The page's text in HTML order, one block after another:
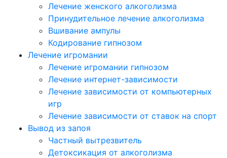
Лечение женского алкоголизма
Принудительное лечение алкоголизма
Вшивание ампулы
Кодирование гипнозом
Лечение игромании
Лечение игромании гипнозом
Лечение интернет-зависимости
Лечение зависимости от компьютерных
игр
Лечение зависимости от ставок на спорт
Вывод из запоя
Частный вытрезвитель
Детоксикация от алкоголизма